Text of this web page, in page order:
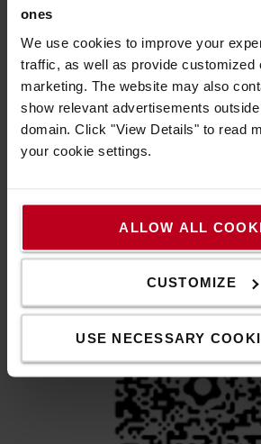
ones
We use cookies to improve your
traffic, as well as provide customized
marketing. The website may also
show relevant advertisements
domain. Click "View Details" to read
your cookie settings.
ALLOW ALL
CUSTOMIZE
USE NECESSARY
12 σημεία γρασαρίσματος